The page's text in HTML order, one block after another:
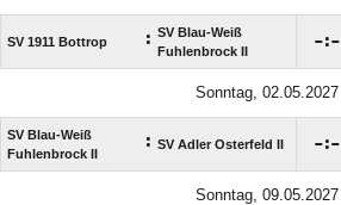
SV 1911 Bottrop : SV Blau-Weiß
Fuhlenbrock II
:
Sonntag, 02.05.2027
SV Blau-Weiß
Fuhlenbrock II
: SV Adler Osterfeld II :
Sonntag, 09.05.2027